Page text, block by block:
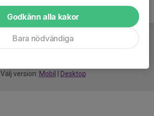
Välj version: Mobil Desktop
Godkänn alla kakor
Bara nödvändiga